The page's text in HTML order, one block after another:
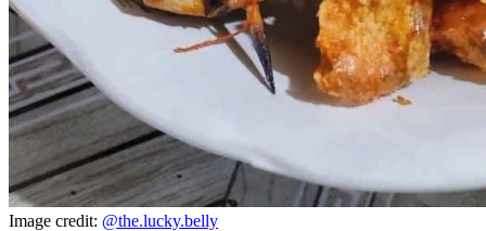
Image credit: @the.lucky.belly